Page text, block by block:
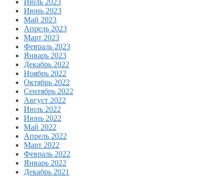
Июль 2023
Июнь 2023
Май 2023
Апрель 2023
Март 2023
Февраль 2023
Январь 2023
Декабрь 2022
Ноябрь 2022
Октябрь 2022
Сентябрь 2022
Август 2022
Июль 2022
Июнь 2022
Май 2022
Апрель 2022
Март 2022
Февраль 2022
Январь 2022
Декабрь 2021